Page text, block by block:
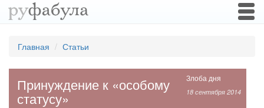
Главная Статьи
Злоба дня
18 сентября 2014
Принуждение к «особому
статусу»